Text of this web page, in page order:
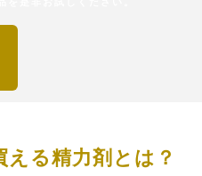
る精力剤とは？